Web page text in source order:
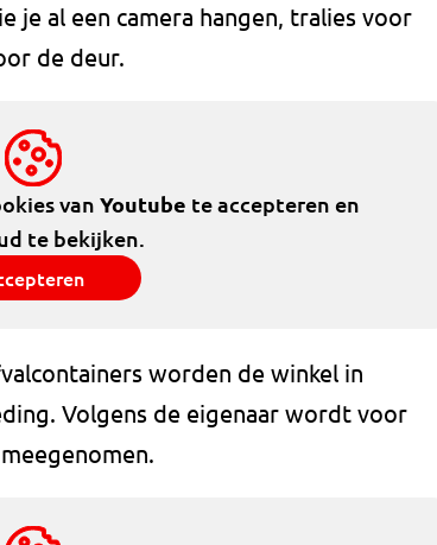
je al een camera hangen, tralies voor
de deur.
van Youtube te accepteren en
te bekijken.
worden de winkel in
Volgens de eigenaar wordt voor